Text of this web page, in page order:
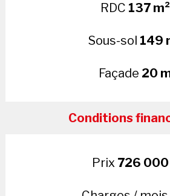
RDC 137 m²
Sous-sol 149
Façade 20
Conditions
Prix 726